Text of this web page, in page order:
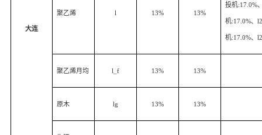
大连
聚乙烯 l 13% 13%
投机:17.0%
机:17.0%、
机:17.0%、
聚乙烯月均 l_f 13% 13%
原木 lg 13% 13%